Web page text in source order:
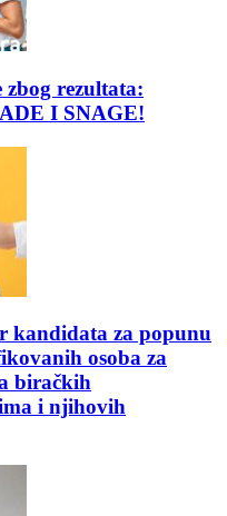
zbog rezultata:
I SNAGE!
kandidata za popunu
osoba za
biračkih
i njihovih